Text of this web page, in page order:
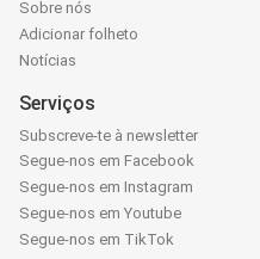
Sobre nós
Adicionar folheto
Notícias
Serviços
Subscreve-te à newsletter
Segue-nos em Facebook
Segue-nos em Instagram
Segue-nos em Youtube
Segue-nos em TikTok